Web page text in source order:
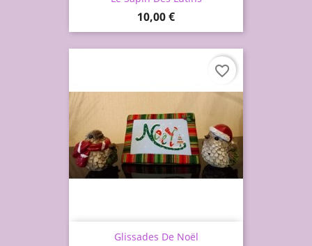
Prix
10,00 €
Glissades De Noël
favorite_border